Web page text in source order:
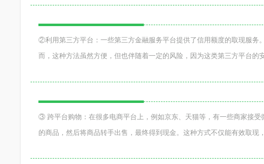
②利用第三方平台：一些第三方金融服务平台提供了信用额度的取现服务
而，这种方法虽然方便，但也伴随着一定的风险，因为这类第三方平台的
③ 跨平台购物：在很多电商平台上，例如京东、天猫等，有一些商家接
的商品，然后将商品转手出售，最终得到现金。这种方式不仅能有效取现